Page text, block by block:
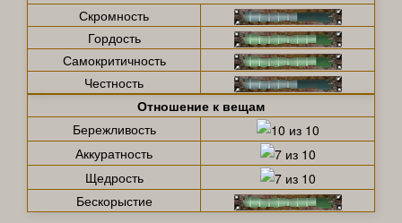
Скромность
Гордость
Самокритичность
Честность
Отношение к вещам
Бережливость
Аккуратность
Щедрость
Бескорыстие